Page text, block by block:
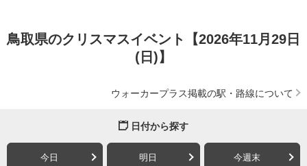
鳥取県のクリスマスイベント【2026年11月29日
(日)】
ウォーカープラス掲載の駅・路線について
日付から探す
今日 明日 今週末